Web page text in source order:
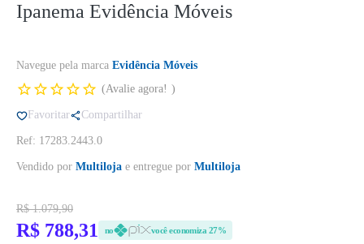
Ipanema Evidência Móveis
Navegue pela marca Evidência Móveis
Avalie agora!
Favoritar Compartilhar
Ref: 17283.2443.0
Vendido por Multiloja e entregue por Multiloja
R$ 1.079,90
R$ 788,31 no você economiza 27%